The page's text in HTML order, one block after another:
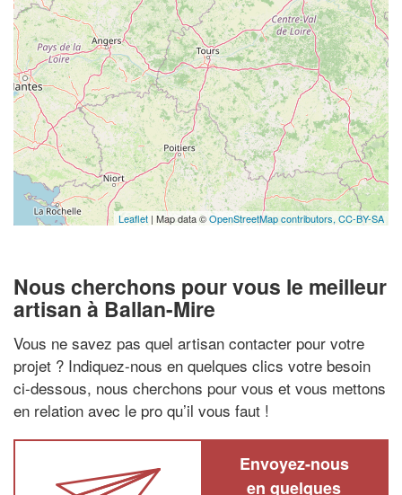
Leaflet | Map data ©OpenStreetMap contributors, CC-BY-SA
Nous cherchons pour vous le meilleur
artisan à Ballan-Mire
Vous ne savez pas quel artisan contacter pour votre
projet ? Indiquez-nous en quelques clics votre besoin
ci-dessous, nous cherchons pour vous et vous mettons
en relation avec le pro qu’il vous faut !
Envoyez-nous
en quelques